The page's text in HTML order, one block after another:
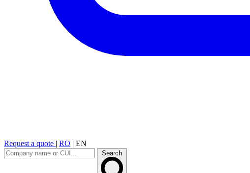
Request a quote | RO | EN
Search